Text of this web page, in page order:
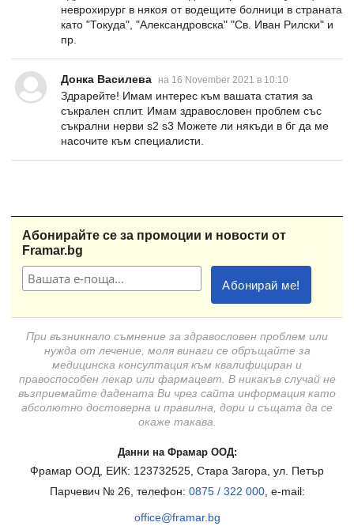
неврохирург в някоя от водещите болници в страната
като "Токуда", "Александровска" "Св. Иван Рилски" и
пр.
Донка Василева на 16 November 2021 в 10:10
Здрарейте! Имам интерес към вашата статия за
съкрален сплит. Имам здравословен проблем със
съкрални нерви s2 s3 Можете ли някъди в бг да ме
насочите към специалисти.
Абонирайте се за промоции и новости от
Framar.bg
При възникнало съмнение за здравословен проблем или
нужда от лечение, моля винаги се обръщайте за
медицинска консултация към квалифициран и
правоспособен лекар или фармацевт. В никакъв случай не
възприемайте дадената Ви чрез сайта информация като
абсолютно достоверна и правилна, дори и същата да се
окаже такава.
Данни на Фрамар ООД:
Фрамар ООД, ЕИК: 123732525, Стара Загора, ул. Петър
Парчевич № 26, телефон: 0875 / 322 000, e-mail:
office@framar.bg